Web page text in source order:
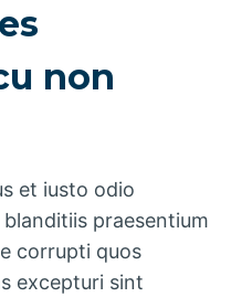
non
et iusto odio
praesentium
corrupti quos
excepturi sint